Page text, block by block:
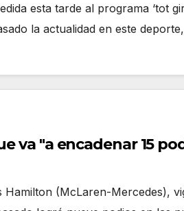
esta tarde al programa ‘tot
la actualidad en este
va "a encadenar 15
Hamilton (McLaren-Mercedes),